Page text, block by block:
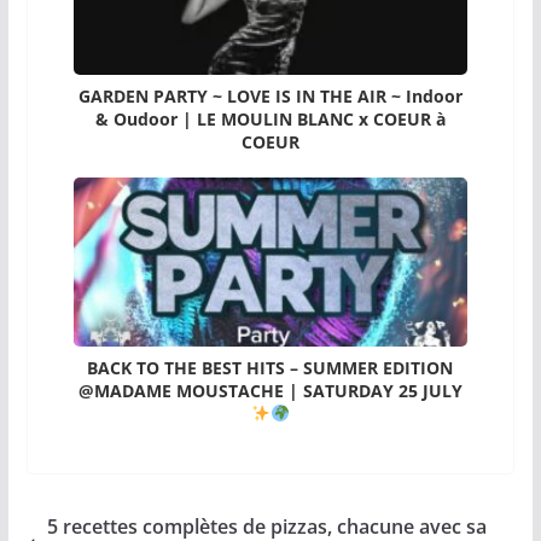
GARDEN PARTY ~ LOVE IS IN THE AIR ~ Indoor
& Oudoor | LE MOULIN BLANC x COEUR à
COEUR
BACK TO THE BEST HITS – SUMMER EDITION
@MADAME MOUSTACHE | SATURDAY 25 JULY
5 recettes complètes de pizzas, chacune avec sa